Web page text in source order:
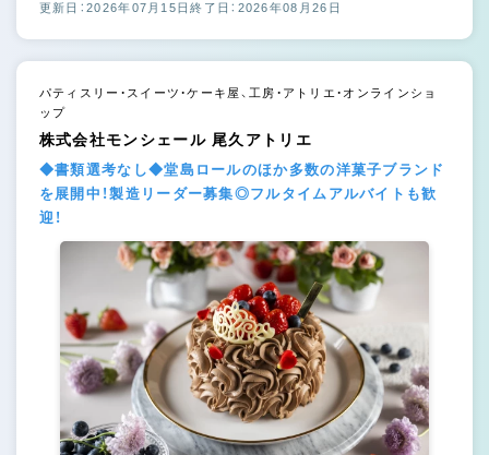
更新日：2026年07月15日終了日：2026年08月26日
パティスリー・スイーツ・ケーキ屋、工房・アトリエ・オンラインショ
ップ
株式会社モンシェール 尾久アトリエ
◆書類選考なし◆堂島ロールのほか多数の洋菓子ブランド
を展開中！製造リーダー募集◎フルタイムアルバイトも歓
迎！